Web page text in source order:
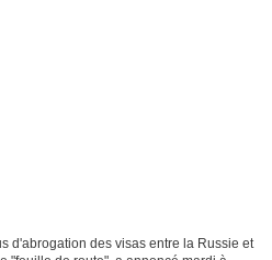
d'abrogation des visas entre la Russie et